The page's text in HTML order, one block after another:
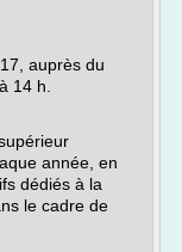
auprès du
14 h.
année, en
dédiés à la
le cadre de